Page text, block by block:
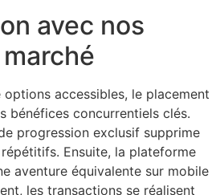
avec nos
accessibles, le placement
bénéfices concurrentiels clés.
progression exclusif supprime
Ensuite, la plateforme
aventure équivalente sur mobile
les transactions se réalisent